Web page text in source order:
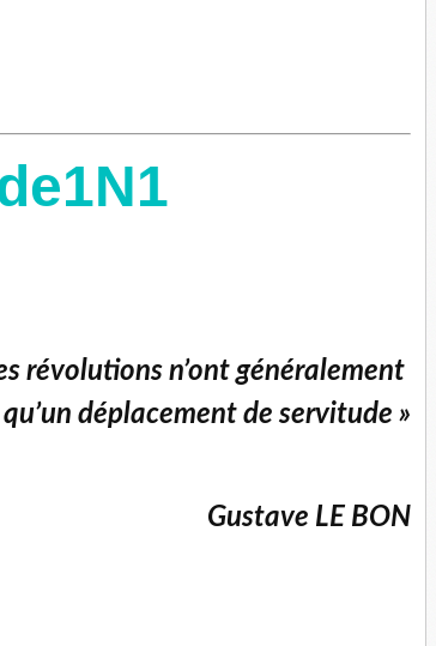
révolutions n’ont généralement
déplacement de servitude »
Gustave LE BON